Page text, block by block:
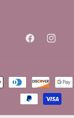
FacebookInstagram